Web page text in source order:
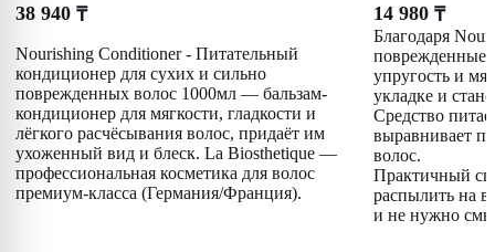
38 940 ₸
Nourishing Conditioner - Питательный
кондиционер для сухих и сильно
поврежденных волос 1000мл — бальзам-
кондиционер для мягкости, гладкости и
лёгкого расчёсывания волос, придаёт им
ухоженный вид и блеск. La Biosthetique —
профессиональная косметика для волос
премиум-класса (Германия/Франция).
14 980 ₸
Благодаря
поврежденные
упругость и
укладке и
Средство
выравнивает
волос.
Практичный
распылить на
и не нужно